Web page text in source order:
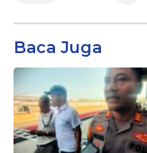
Baca Juga